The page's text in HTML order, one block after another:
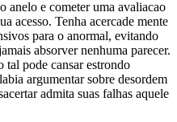
anelo e cometer uma avaliacao
acesso. Tenha acercade mente
para o anormal, evitando
absorver nenhuma parecer.
tal pode cansar estrondo
argumentar sobre desordem
admita suas falhas aquele